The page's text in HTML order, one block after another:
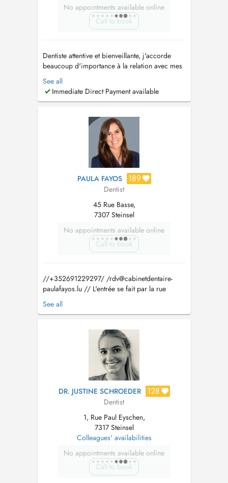
No appointments available online
Call to book
Dentiste attentive et bienveillante, j'accorde
beaucoup d'importance à la relation avec mes
patients. Nous vous accueillons dans un
cabinet chaleureux et professionnel, en prenant
le soin de vous écouter, de vous rassurer et de
soins. Je pratique : - Soins...
See all
Immediate Direct Payment available
PAULA FAYOS 189
Dentist
45 Rue Basse,
7307 Steinsel
No appointments available online
Call to book
//+352691229297/ /rdv@cabinetdentaire-
paulafayos.lu// L'entrée se fait par la rue
Basse. Il y a 3 places de parking réservées au
cabinet derrière le bâtiment. Pour les urgences,
veuillez directement contacter le cabinet. Paula
Fayos a obtenu le...
See all
DR. JUSTINE SCHROEDER 128
Dentist
1, Rue Paul Eyschen,
7317 Steinsel
Colleagues' availabilities
No appointments available online
Call to book